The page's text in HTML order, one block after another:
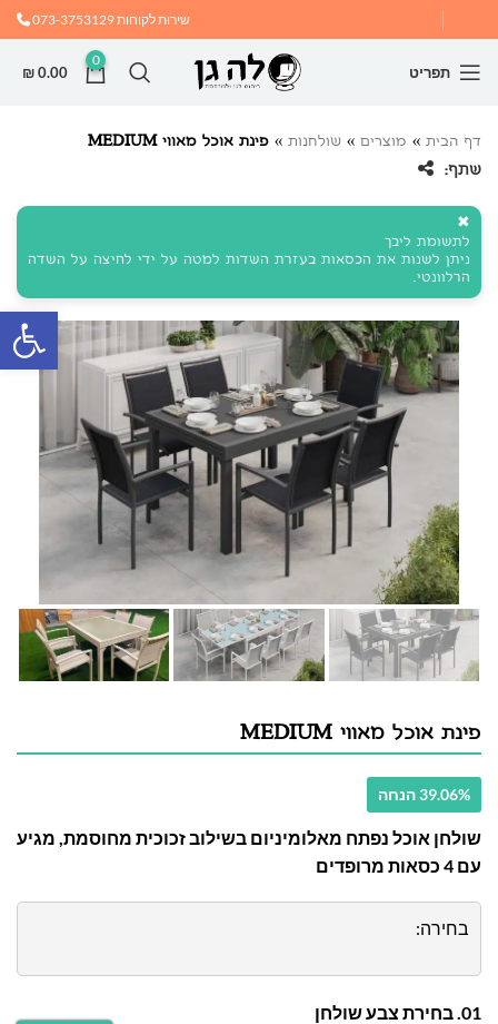
שירות לקוחות073-3753129
תפריט
0
₪0.00
דף הבית » מוצרים » שולחנות » פינת אוכל מאווי MEDIUM
שתף:
✖
לתשומת ליבך
ניתן לשנות את הכסאות בעזרת השדות למטה על ידי לחיצה על השדה
הרלוונטי.
פינת אוכל מאווי MEDIUM
39.06% הנחה
שולחן אוכל נפתח מאלומיניום בשילוב זכוכית מחוסמת, מגיע
עם 4 כסאות מרופדים
בחירה:
01. בחירת צבע שולחן